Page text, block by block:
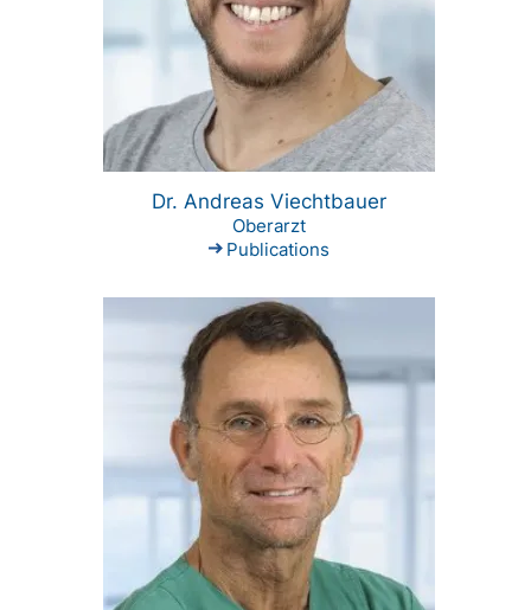
Dr. Andreas Viechtbauer
Oberarzt
Publications